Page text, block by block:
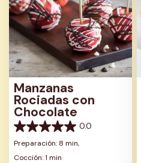
Manzanas
Rociadas con
Chocolate
0.0
0.0
de
5
Preparación: 8 min,
Cocción: 1 min